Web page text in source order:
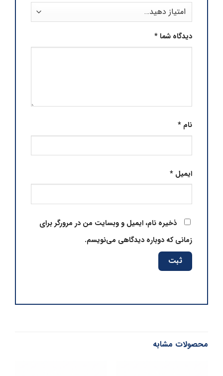
دیدگاه شما*
نام*
ایمیل*
ذخیره نام، ایمیل و وبسایت من در مرورگر برای
زمانی که دوباره دیدگاهی می‌نویسم.
محصولات مشابه